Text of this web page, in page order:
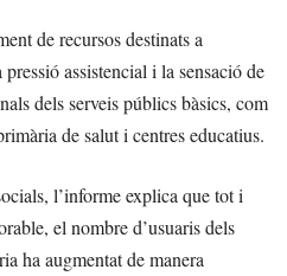
de recursos destinats a
assistencial i la sensació de
dels serveis públics bàsics, com
de salut i centres educatius.
l’informe explica que tot i
el nombre d’usuaris dels
ha augmentat de manera